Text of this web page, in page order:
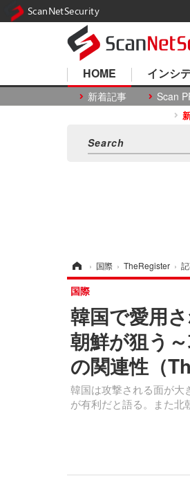
HOME
新着記事 Scan
インシ
› 国際 › TheRegister ›
韓国で愛用
朝鮮が狙う
の関連性（
韓国は攻撃される面が大
が有利だと語る。また北
国際
ScanNetSecurity